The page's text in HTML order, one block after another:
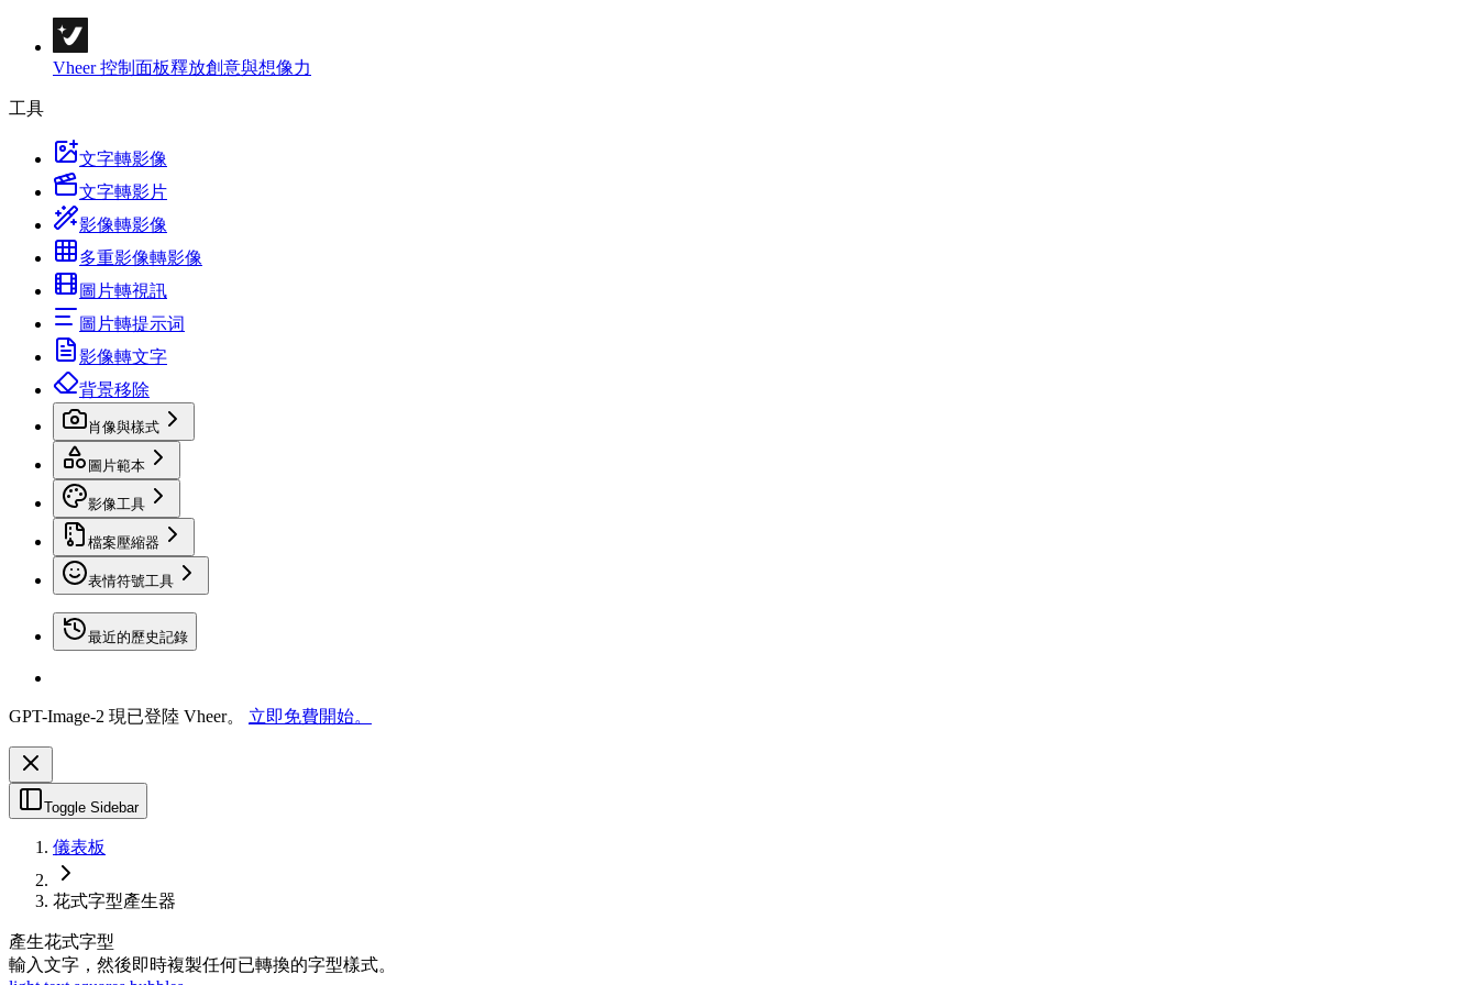
Vheer 控制面板釋放創意與想像力
工具
文字轉影像
文字轉影片
影像轉影像
多重影像轉影像
圖片轉視訊
圖片轉提示词
影像轉文字
背景移除
肖像與樣式
圖片範本
影像工具
檔案壓縮器
表情符號工具
最近的歷史記錄
GPT-Image-2 現已登陸 Vheer。 立即免費開始。
Toggle Sidebar
儀表板
花式字型產生器
產生花式字型
輸入文字，然後即時複製任何已轉換的字型樣式。